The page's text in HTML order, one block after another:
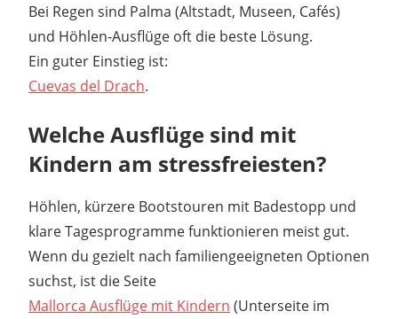
Bei Regen sind Palma (Altstadt, Museen, Cafés)
und Höhlen-Ausflüge oft die beste Lösung.
Ein guter Einstieg ist:
Cuevas del Drach.
Welche Ausflüge sind mit
Kindern am stressfreiesten?
Höhlen, kürzere Bootstouren mit Badestopp und
klare Tagesprogramme funktionieren meist gut.
Wenn du gezielt nach familiengeeigneten Optionen
suchst, ist die Seite
Mallorca Ausflüge mit Kindern (Unterseite im